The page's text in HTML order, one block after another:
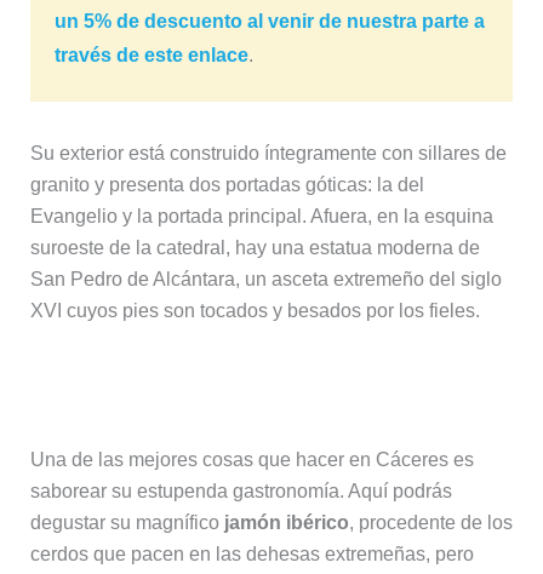
un 5% de descuento al venir de nuestra parte a
través de este enlace.
Su exterior está construido íntegramente con sillares de
granito y presenta dos portadas góticas: la del
Evangelio y la portada principal. Afuera, en la esquina
suroeste de la catedral, hay una estatua moderna de
San Pedro de Alcántara, un asceta extremeño del siglo
XVI cuyos pies son tocados y besados por los fieles.
Una de las mejores cosas que hacer en Cáceres es
saborear su estupenda gastronomía. Aquí podrás
degustar su magnífico jamón ibérico, procedente de los
cerdos que pacen en las dehesas extremeñas, pero